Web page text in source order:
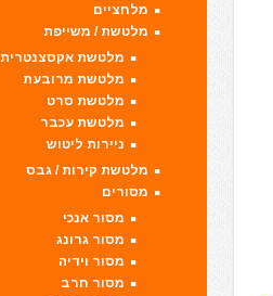
מלחציים
מלטשת / משייפת
מלטשת אקסצנטרית
מלטשת מרובעת
מלטשת סרט
מלטשת עכבר
ניירות ליטוש
מלטשת קירות / גבס
מסורים
מסור אנכי
מסור גרונג
מסור וידיה
מסור חרב